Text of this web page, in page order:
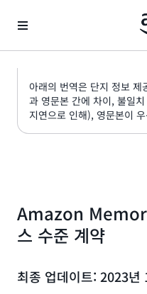
아래의 번역은 단지 정보
과 영문본 간에 차이, 불일
지연으로 인해), 영문본이
Amazon
스 수준 계약
최종 업데이트: 2023년